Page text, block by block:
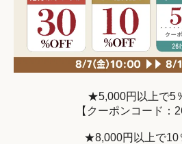
★5,000円以上で5
【クーポンコード：
★8,000円以上で10